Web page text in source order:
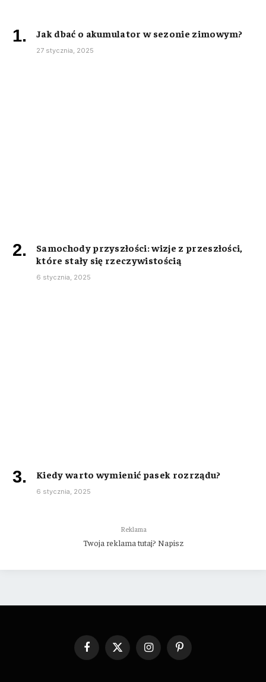
Jak dbać o akumulator w sezonie zimowym?
27 stycznia, 2025
Samochody przyszłości: wizje z przeszłości,
które stały się rzeczywistością
6 stycznia, 2025
Kiedy warto wymienić pasek rozrządu?
6 stycznia, 2025
Reklama
Twoja reklama tutaj? Napisz
FacebookX
InstagramPinterest